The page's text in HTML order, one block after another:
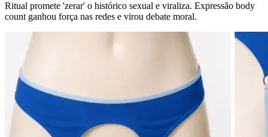
Ritual promete 'zerar' o histórico sexual e viraliza. Expressão body
count ganhou força nas redes e virou debate moral.